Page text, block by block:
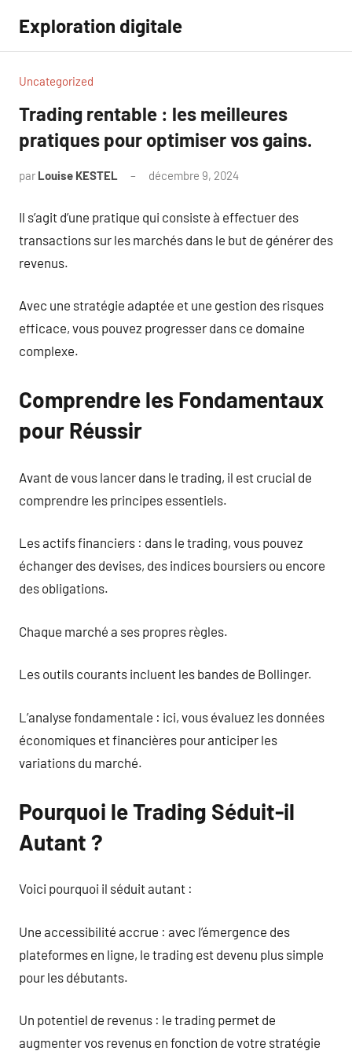
contenu
Exploration digitale
Uncategorized
Trading rentable : les meilleures
pratiques pour optimiser vos gains.
par Louise KESTEL décembre 9, 2024
Il s’agit d’une pratique qui consiste à effectuer des
transactions sur les marchés dans le but de générer des
revenus.
Avec une stratégie adaptée et une gestion des risques
efficace, vous pouvez progresser dans ce domaine
complexe.
Comprendre les Fondamentaux
pour Réussir
Avant de vous lancer dans le trading, il est crucial de
comprendre les principes essentiels.
Les actifs financiers : dans le trading, vous pouvez
échanger des devises, des indices boursiers ou encore
des obligations.
Chaque marché a ses propres règles.
Les outils courants incluent les bandes de Bollinger.
L’analyse fondamentale : ici, vous évaluez les données
économiques et financières pour anticiper les
variations du marché.
Pourquoi le Trading Séduit-il
Autant ?
Voici pourquoi il séduit autant :
Une accessibilité accrue : avec l’émergence des
plateformes en ligne, le trading est devenu plus simple
pour les débutants.
Un potentiel de revenus : le trading permet de
augmenter vos revenus en fonction de votre stratégie